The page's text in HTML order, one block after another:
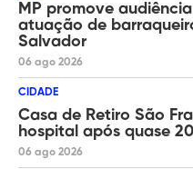
MP promove
atuação de
Salvador
06 ago 2026
CIDADE
Casa de Retiro São
hospital após quase
06 ago 2026